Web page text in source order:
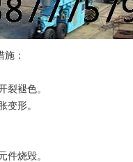
：
裂褪色。
变形。
件烧毁。